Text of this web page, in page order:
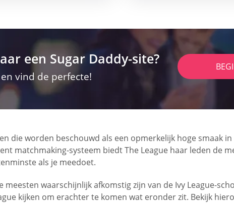
een Sugar Daddy-site?
vind de perfecte!
die worden beschouwd als een opmerkelijk hoge smaak
matchmaking-systeem biedt The League haar leden de
als je meedoet.
waarschijnlijk afkomstig zijn van de Ivy League-
kijken om erachter te komen wat eronder zit. Bekijk